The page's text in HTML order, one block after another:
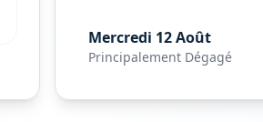
Mercredi 12 Août
Principalement Dégagé